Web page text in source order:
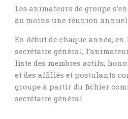
Les animateurs de groupe
au moins une réunion
En début de chaque année,
secrétaire général,
liste des membres actifs,
et des affiliés et postulants
groupe à partir du fichier
secrétaire général.